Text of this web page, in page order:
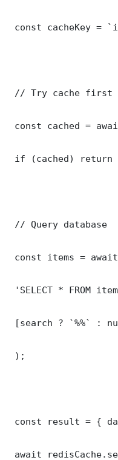
const cacheKey =
// Try cache first
const cached =
if (cached) return
// Query database
const items =
'SELECT * FROM
[search ? `%%`
);
const result = {
await